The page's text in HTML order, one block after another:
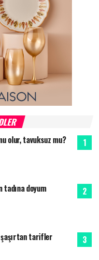
olur, tavuksuz mu?
tadına doyum
tarifler